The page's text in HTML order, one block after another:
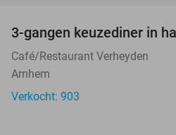
3-gangen keuzediner in
Café/Restaurant Verheyden
Arnhem
Verkocht: 903